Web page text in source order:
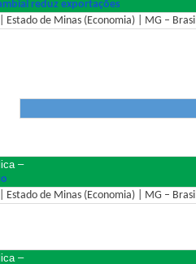
reduz exportações
Estado de Minas (Economia) | MG – Brasil
–
Estado de Minas (Economia) | MG – Brasil
–